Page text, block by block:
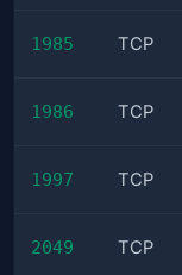
1985 TCP
1986 TCP
1997 TCP
2049 TCP